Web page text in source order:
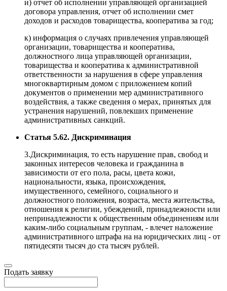
и) отчет об исполнении управляющей организацией
договора управления, отчет об исполнении смет
доходов и расходов товарищества, кооператива за год;
к) информация о случаях привлечения управляющей
организации, товарищества и кооператива,
должностного лица управляющей организации,
товарищества и кооператива к административной
ответственности за нарушения в сфере управления
многоквартирным домом с приложением копий
документов о применении мер административного
воздействия, а также сведения о мерах, принятых для
устранения нарушений, повлекших применение
административных санкций.
Статья 5.62. Дискриминация
3.Дискриминация, то есть нарушение прав, свобод и
законных интересов человека и гражданина в
зависимости от его пола, расы, цвета кожи,
национальности, языка, происхождения,
имущественного, семейного, социального и
должностного положения, возраста, места жительства,
отношения к религии, убеждений, принадлежности или
непринадлежности к общественным объединениям или
каким-либо социальным группам, - влечет наложение
административного штрафа на на юридических лиц - от
пятидесяти тысяч до ста тысяч рублей.
Подать заявку